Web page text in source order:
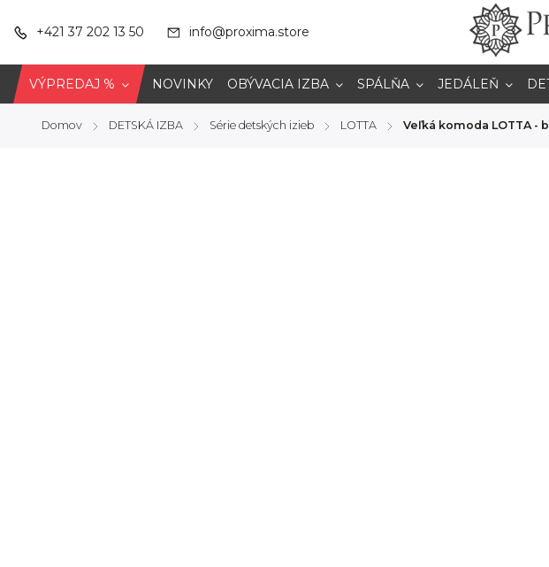
+421 37 202 13 50 info@proxima.store
VÝPREDAJ % NOVINKY OBÝVACIA IZBA SPÁLŇA JEDÁLEŇ
Domov / DETSKÁ IZBA / Série detských izieb / LOTTA / Veľká komoda LOTTA -